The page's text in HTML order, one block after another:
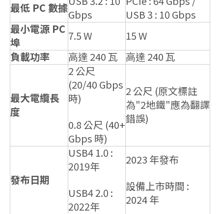
最低 PC 數據Gbps
USB 3 : 10 Gbps
最小電源 PC
埠
7.5 W
15 W
負載功率
高達 240 瓦 高達 240 瓦
最大電纜長
度
2 公尺
(20/40 Gbps
時)
0.8 公尺 (40+
Gbps 時)
2 公尺 (原文標註
為"2地鐵"應為翻譯
錯誤)
發布日期
USB4 1.0 :
2019年
USB4 2.0 :
2022年
2023 年發布
設備上市時間 :
2024 年